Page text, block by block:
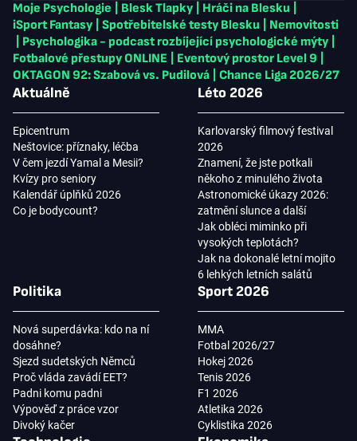
Moje Psychologie Blesk Tlapky Hráči na Blesku
iSport Fantasy
Spotřebitelské testy Blesku
Nemovitosti
Psychologika - podcast rozbíjející psychologické mýty
Fotbalové přestupy ONLINE
Eventový prostor Level 9
OKTAGON 92: Szabová vs. Pudilová
Chance Liga 2026/27
Aktuálně
Epicentrum
Neštovice: příznaky, léčba
V čem jezdí Yamal a Mesii?
Kvízy pro seniory
Kalendář úplňků 2026
Co je bodycount?
Léto 2026
Karlovarský filmový festival
2026
Znamení, že jste potkali
někoho z minulého života
Astronomické úkazy 2026:
zatmění slunce a další
Jak obléci miminko při
vysokých teplotách?
Jak na dokonalé letní mojito
6 lehkých letních salátů
Politika
Nová superdávka: kdo na ní
dosáhne?
Sjezd sudetských Němců
Proč vláda zavádí EET?
Padni komu padni
Výpověď z práce vzor
Divoký kačer
Sport 2026
MMA
Fotbal 2026/27
Hokej 2026
Tenis 2026
F1 2026
Atletika 2026
Cyklistika 2026